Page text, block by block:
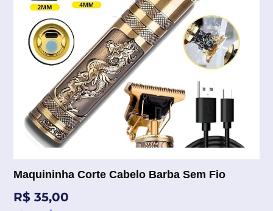
Maquininha Corte Cabelo Barba Sem Fio
Preço
normal
R$ 35,00